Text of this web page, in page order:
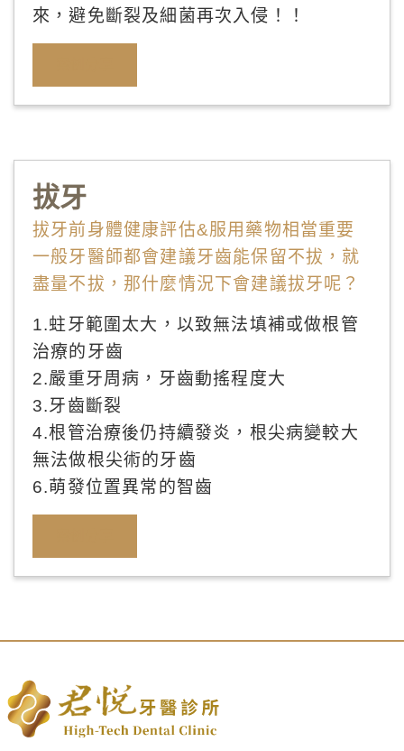
來，避免斷裂及細菌再次入侵！！
拔牙
拔牙前身體健康評估&服用藥物相當重要
一般牙醫師都會建議牙齒能保留不拔，就
盡量不拔，那什麼情況下會建議拔牙呢？
1.蛀牙範圍太大，以致無法填補或做根管
治療的牙齒
2.嚴重牙周病，牙齒動搖程度大
3.牙齒斷裂
4.根管治療後仍持續發炎，根尖病變較大
無法做根尖術的牙齒
6.萌發位置異常的智齒